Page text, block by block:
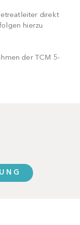
direkt
hierzu
der TCM 5-